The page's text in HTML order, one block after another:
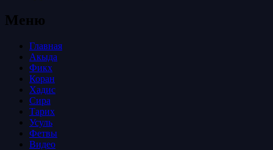
Меню
Главная
Акыда
Фикх
Коран
Хадис
Сира
Тарих
Усуль
Фетвы
Видео